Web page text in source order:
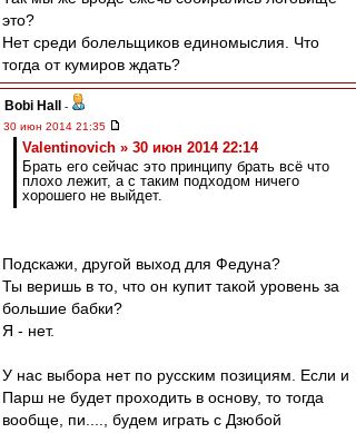
это?
Нет среди болельщиков единомыслия. Что
тогда от кумиров ждать?
Bobi Hall
-
30 июн 2014 21:35
Valentinovich » 30 июн 2014 22:14
Брать его сейчас это принципу брать всё что
плохо лежит, а с таким подходом ничего
хорошего не выйдет.
Подскажи, другой выход для Федуна?
Ты веришь в то, что он купит такой уровень за
большие бабки?
Я - нет.
У нас выбора нет по русским позициям. Если и
Парш не будет проходить в основу, то тогда
вообще, пи...., будем играть с Дзюбой